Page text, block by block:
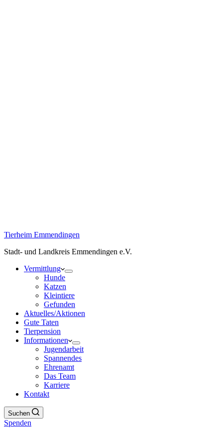
Tierheim Emmendingen
Stadt- und Landkreis Emmendingen e.V.
Vermittlung
Hunde
Katzen
Kleintiere
Gefunden
Aktuelles/Aktionen
Gute Taten
Tierpension
Informationen
Jugendarbeit
Spannendes
Ehrenamt
Das Team
Karriere
Kontakt
Suchen
Spenden